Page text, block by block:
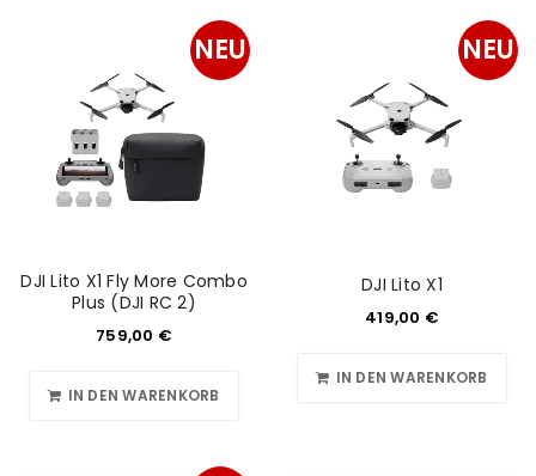
NEU
DJI Lito X1 Fly More Combo
Plus (DJI RC 2)
759,00 €
IN DEN WARENKORB
NEU
DJI Lito X1
419,00 €
IN DEN WARENKORB